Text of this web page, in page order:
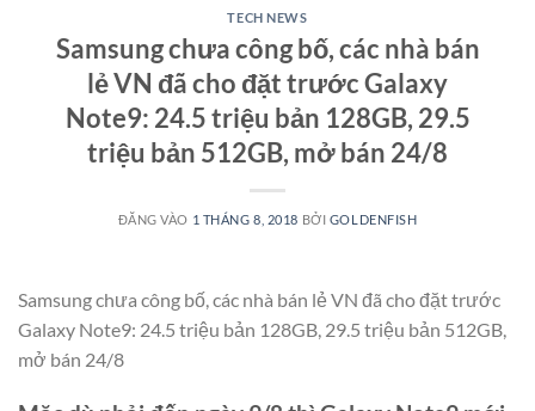
TECH NEWS
Samsung chưa công bố, các nhà bán
lẻ VN đã cho đặt trước Galaxy
Note9: 24.5 triệu bản 128GB, 29.5
triệu bản 512GB, mở bán 24/8
ĐĂNG VÀO 1 THÁNG 8, 2018 BỞI GOLDENFISH
Samsung chưa công bố, các nhà bán lẻ VN đã cho đặt trước
Galaxy Note9: 24.5 triệu bản 128GB, 29.5 triệu bản 512GB,
mở bán 24/8